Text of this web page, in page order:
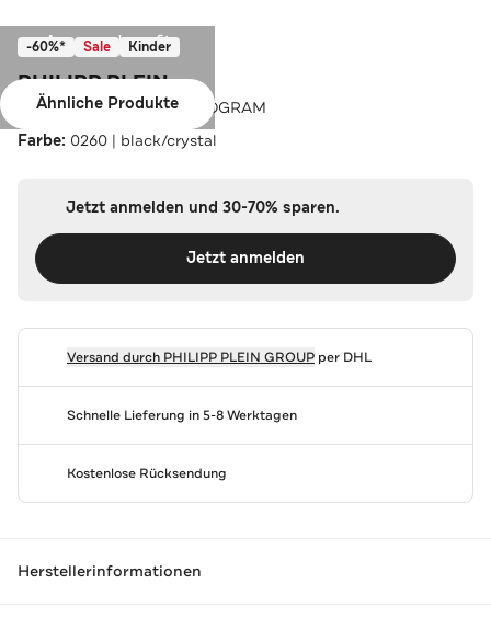
Ausverkauft
Ähnliche Produkte
-60%* Sale Kinder
PHILIPP PLEIN
Lo-Top Turnschuhe MONOGRAM
Farbe: 0260 | black/crystal
Jetzt anmelden und 30-70% sparen.
Jetzt anmelden
Versand durch PHILIPP PLEIN GROUPper DHL
Schnelle Lieferung in 5-8 Werktagen
Kostenlose Rücksendung
Herstellerinformationen